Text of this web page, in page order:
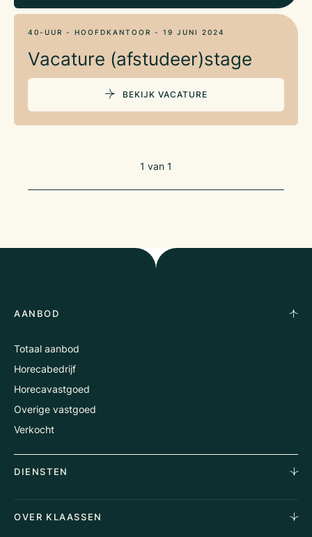
40-UUR - HOOFDKANTOOR - 19 JUNI 2024
Vacature (afstudeer)stage
BEKIJK VACATURE
1 van 1
AANBOD
Totaal aanbod
Horecabedrijf
Horecavastgoed
Overige vastgoed
Verkocht
DIENSTEN
OVER KLAASSEN